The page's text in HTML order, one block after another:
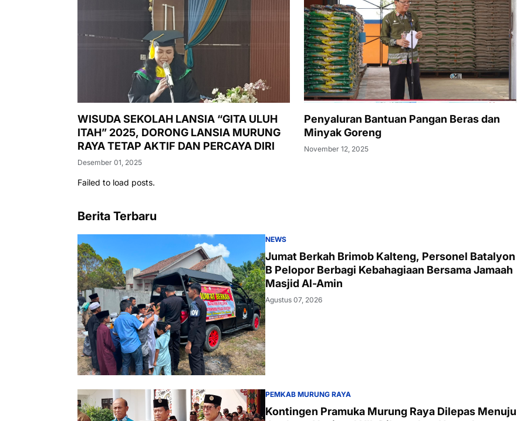
WISUDA SEKOLAH LANSIA “GITA ULUH
ITAH” 2025, DORONG LANSIA MURUNG
RAYA TETAP AKTIF DAN PERCAYA DIRI
Desember 01, 2025
Penyaluran Bantuan Pangan Beras dan
Minyak Goreng
November 12, 2025
Failed to load posts.
Berita Terbaru
NEWS
Jumat Berkah Brimob Kalteng, Personel Batalyon
B Pelopor Berbagi Kebahagiaan Bersama Jamaah
Masjid Al-Amin
Agustus 07, 2026
PEMKAB MURUNG RAYA
Kontingen Pramuka Murung Raya Dilepas Menuju